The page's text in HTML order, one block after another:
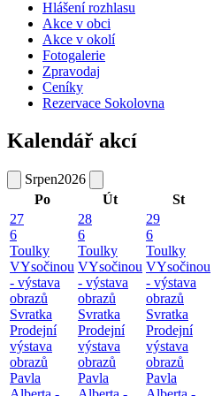
Hlášení rozhlasu
Akce v obci
Akce v okolí
Fotogalerie
Zpravodaj
Ceníky
Rezervace Sokolovna
Kalendář akcí
Srpen2026
Po
Út St
27
6
Toulky
VYsočinou
- výstava
obrazů
Svratka
Prodejní
výstava
obrazů
Pavla
28
6
Toulky
VYsočinou
- výstava
obrazů
Svratka
Prodejní
výstava
obrazů
Pavla
29
6
Toulky
VYsočinou
- výstava
obrazů
Svratka
Prodejní
výstava
obrazů
Pavla